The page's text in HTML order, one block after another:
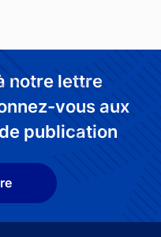
notre lettre
vous aux
publication